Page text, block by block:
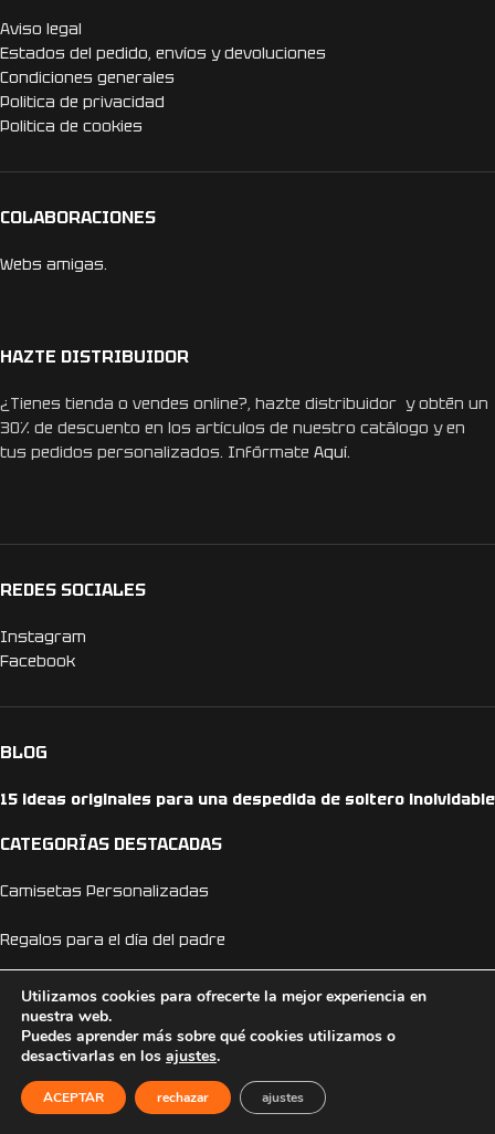
Aviso legal
Estados del pedido, envíos y devoluciones
Condiciones generales
Politica de privacidad
Politica de cookies
COLABORACIONES
Webs amigas.
HAZTE DISTRIBUIDOR
¿Tienes tienda o vendes online?, hazte distribuidor y obtén un
30% de descuento en los artículos de nuestro catálogo y en
tus pedidos personalizados. Infórmate Aquí.
REDES SOCIALES
Instagram
Facebook
BLOG
15 ideas originales para una despedida de soltero inolvidable
CATEGORÍAS DESTACADAS
Camisetas Personalizadas
Regalos para el día del padre
Camisetas día del padre
Camisetas Anime
Camisetas Dragon Ball
Utilizamos cookies para ofrecerte la mejor experiencia en
nuestra web.
Puedes aprender más sobre qué cookies utilizamos o
desactivarlas en los ajustes.
ACEPTAR rechazar ajustes